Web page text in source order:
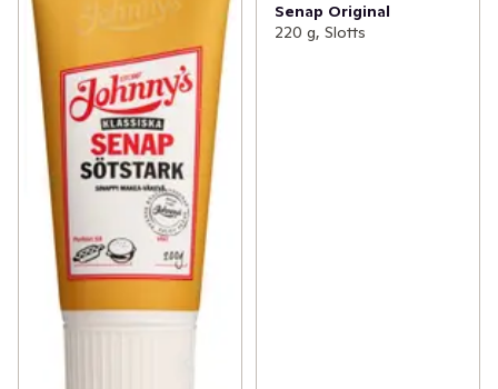
Senap Original
220 g, Slotts